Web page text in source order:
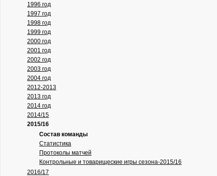
1996 год
1997 год
1998 год
1999 год
2000 год
2001 год
2002 год
2003 год
2004 год
2012-2013
2013 год
2014 год
2014/15
2015/16
Состав команды
Статистика
Протоколы матчей
Контрольные и товарищеские игры сезона-2015/16
2016/17